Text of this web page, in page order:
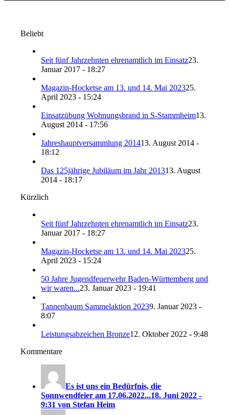
Beliebt
Seit fünf Jahrzehnten ehrenamtlich im Einsatz23.
Januar 2017 - 18:27
Magazin-Hocketse am 13. und 14. Mai 202325.
April 2023 - 15:24
Einsatzübung Wohnungsbrand in S-Stammheim13.
August 2014 - 17:56
Jahreshauptversammlung 201413. August 2014 -
18:12
Das 125jährige Jubiläum im Jahr 201313. August
2014 - 18:17
Kürzlich
Seit fünf Jahrzehnten ehrenamtlich im Einsatz23.
Januar 2017 - 18:27
Magazin-Hocketse am 13. und 14. Mai 202325.
April 2023 - 15:24
50 Jahre Jugendfeuerwehr Baden-Württemberg und
wir waren...23. Januar 2023 - 19:41
Tannenbaum Sammelaktion 20239. Januar 2023 -
8:07
Leistungsabzeichen Bronze12. Oktober 2022 - 9:48
Kommentare
Es ist uns ein Bedürfnis, die
Sonnwendfeier am 17.06.2022...18. Juni 2022 -
9:31 von Stefan Heim